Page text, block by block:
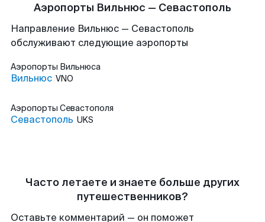
Аэропорты Вильнюс — Севастополь
Направление Вильнюс — Севастополь
обслуживают следующие аэропорты
Аэропорты Вильнюса
Вильнюс VNO
Аэропорты Севастополя
Севастополь UKS
Часто летаете и знаете больше других
путешественников?
Оставьте комментарий — он поможет